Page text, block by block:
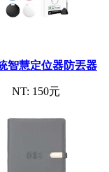
智慧定位器防丟器
NT: 150元